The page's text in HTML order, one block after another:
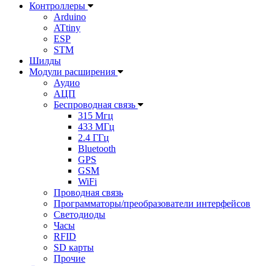
Контроллеры
Arduino
ATtiny
ESP
STM
Шилды
Модули расширения
Аудио
АЦП
Беспроводная связь
315 Мгц
433 МГц
2.4 ГГц
Bluetooth
GPS
GSM
WiFi
Проводная связь
Программаторы/преобразователи интерфейсов
Светодиоды
Часы
RFID
SD карты
Прочие